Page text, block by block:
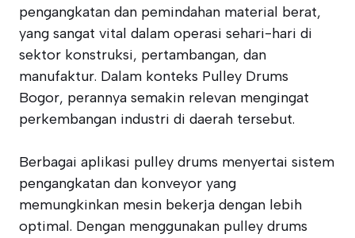
pengangkatan dan pemindahan material berat,
yang sangat vital dalam operasi sehari-hari di
sektor konstruksi, pertambangan, dan
manufaktur. Dalam konteks Pulley Drums
Bogor, perannya semakin relevan mengingat
perkembangan industri di daerah tersebut.
Berbagai aplikasi pulley drums menyertai sistem
pengangkatan dan konveyor yang
memungkinkan mesin bekerja dengan lebih
optimal. Dengan menggunakan pulley drums